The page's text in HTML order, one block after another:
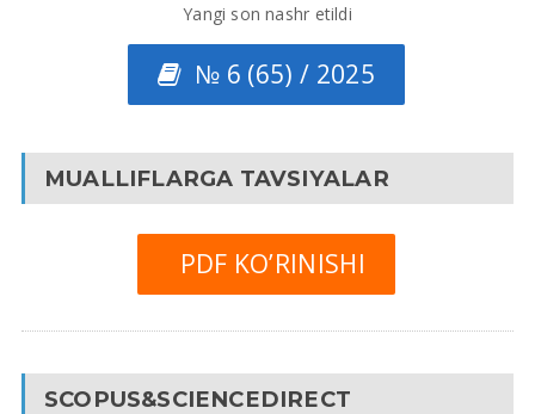
Yangi son nashr etildi
№ 6 (65) / 2025
MUALLIFLARGA TAVSIYALAR
PDF KO’RINISHI
SCOPUS&SCIENCEDIRECT